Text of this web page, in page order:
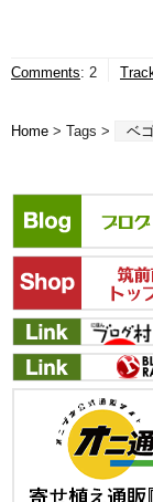
Comments: 2
Home > Tags > ベ